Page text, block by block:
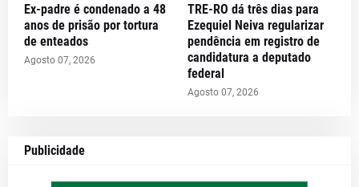
Ex-padre é condenado a 48
anos de prisão por tortura
de enteados
Agosto 07, 2026
TRE-RO dá três dias para
Ezequiel Neiva regularizar
pendência em registro de
candidatura a deputado
federal
Agosto 07, 2026
Publicidade